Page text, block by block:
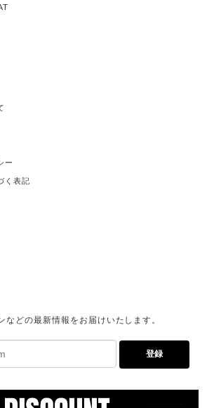
ー
く表記
などの最新情報をお届けいたします。
登録